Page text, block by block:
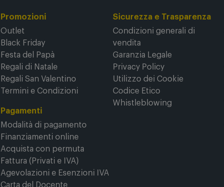
Promozioni
Outlet
Black Friday
Festa del Papà
Regali di Natale
Regali San Valentino
Termini e Condizioni
Pagamenti
Modalità di pagamento
Finanziamenti online
Acquista con permuta
Fattura (Privati e IVA)
Sicurezza e Trasparenza
Condizioni generali di
vendita
Garanzia Legale
Privacy Policy
Utilizzo dei Cookie
Codice Etico